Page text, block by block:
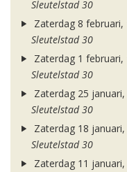
Sleutelstad 30
Zaterdag 8 februari,
Sleutelstad 30
Zaterdag 1 februari,
Sleutelstad 30
Zaterdag 25
Sleutelstad 30
Zaterdag 18
Sleutelstad 30
Zaterdag 11